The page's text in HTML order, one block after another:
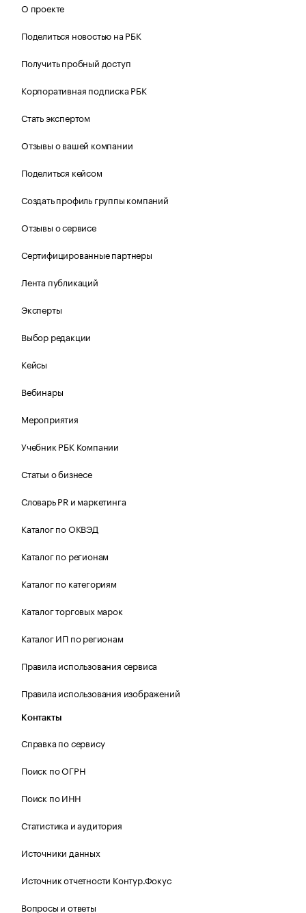
О проекте
Поделиться новостью на РБК
Получить пробный доступ
Корпоративная подписка РБК
Стать экспертом
Отзывы о вашей компании
Поделиться кейсом
Создать профиль группы компаний
Отзывы о сервисе
Сертифицированные партнеры
Лента публикаций
Эксперты
Выбор редакции
Кейсы
Вебинары
Мероприятия
Учебник РБК Компании
Статьи о бизнесе
Словарь PR и маркетинга
Каталог по ОКВЭД
Каталог по регионам
Каталог по категориям
Каталог торговых марок
Каталог ИП по регионам
Правила использования сервиса
Правила использования изображений
Контакты
Справка по сервису
Поиск по ОГРН
Поиск по ИНН
Статистика и аудитория
Источники данных
Источник отчетности Контур.Фокус
Вопросы и ответы